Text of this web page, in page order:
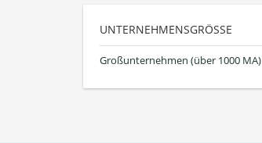
UNTERNEHMENSGRÖSSE
Großunternehmen (über 1000 MA)